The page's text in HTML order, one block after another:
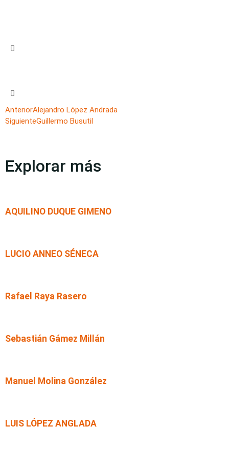
AnteriorAlejandro López Andrada
SiguienteGuillermo Busutil
Explorar más
AQUILINO DUQUE GIMENO
LUCIO ANNEO SÉNECA
Rafael Raya Rasero
Sebastián Gámez Millán
Manuel Molina González
LUIS LÓPEZ ANGLADA